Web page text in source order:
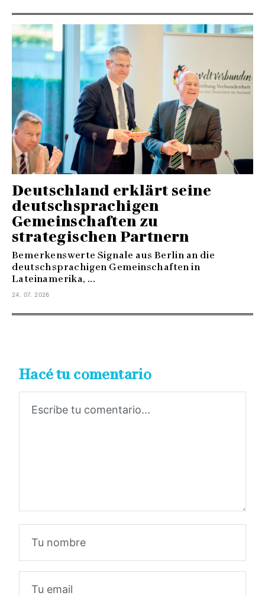
Deutschland erklärt seine
deutschsprachigen
Gemeinschaften zu
strategischen Partnern
Bemerkenswerte Signale aus Berlin an die
deutschsprachigen Gemeinschaften in
Lateinamerika, ...
24. 07. 2026
Hacé tu comentario